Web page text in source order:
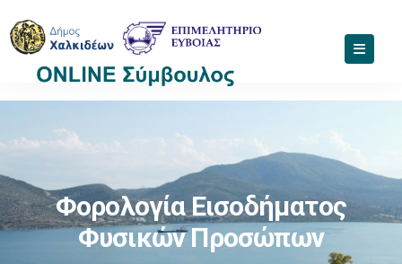
Φορολογία Εισοδήματος
Φυσικών Προσώπων